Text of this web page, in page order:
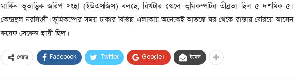
মার্কিন ভূতাত্ত্বিক জরিপ সংস্থা (ইউএসজিস) বলছে, রিখটার স্কেলে ভূমিকম্পটির তীব্রতা ছিল ৫ দশমিক
কেন্দ্রস্থল নরসিংদী। ভূমিকম্পের সময় ঢাকার বিভিন্ন এলাকায় অনেকেই আতঙ্কে ঘর থেকে রাস্তায় বেরিয়ে
কয়েক সেকেন্ড স্থায়ী ছিল।
শেয়ার Facebook Twitter Google+ ইমেল
টানেল উদ্বোধন : প্রধানমন্ত্রীর
জনসভায় যোগ দিচ্ছেন দলীয়
নেতাকর্মীরা
আর্কাইভ থেকে
ভারতজুড়ে চলছে ‘মুজিব:একটি
আর্কাইভ থেকে
জিয়ার মৃত্যুতে ৩ দিনের রাষ্ট্রীয়
শোক, প্রজ্ঞাপন জারি